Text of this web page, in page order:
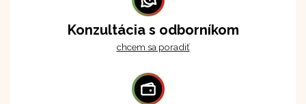
Konzultácia s odborníkom
chcem sa poradiť